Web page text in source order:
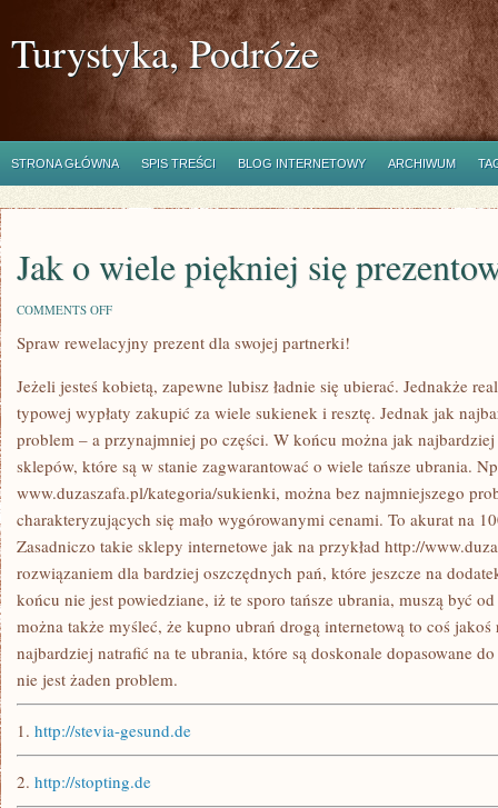
Turystyka, Podróże
STRONA GŁÓWNA SPIS TREŚCI BLOG INTERNETOWY ARCHIWUM
Jak o wiele piękniej się
COMMENTS OFFON
O
WIELE
SIĘ
PREZENTOWAĆ?
Spraw rewelacyjny prezent dla swojej partnerki!
Jeżeli jesteś kobietą, zapewne lubisz ładnie się ubierać. Jednakże
typowej wypłaty zakupić za wiele sukienek i resztę. Jednak jak
problem – a przynajmniej po części. W końcu można jak
sklepów, które są w stanie zagwarantować o wiele tańsze ubrania.
www.duzaszafa.pl/kategoria/sukienki, można bez najmniejszego
charakteryzujących się mało wygórowanymi cenami. To akurat na
Zasadniczo takie sklepy internetowe jak na przykład http://
rozwiązaniem dla bardziej oszczędnych pań, które jeszcze na
końcu nie jest powiedziane, iż te sporo tańsze ubrania, muszą być
można także myśleć, że kupno ubrań drogą internetową to coś
najbardziej natrafić na te ubrania, które są doskonale dopasowane
nie jest żaden problem.
1. http://stevia-gesund.de
2. http://stopting.de